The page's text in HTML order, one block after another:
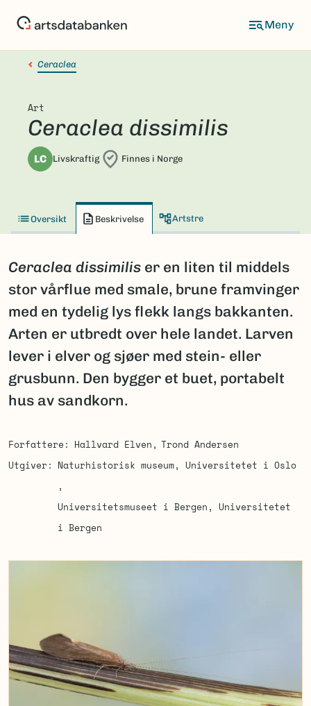
Ceraclea
Art
Ceraclea dissimilis
LC Livskraftig Finnes i Norge
Oversikt Beskrivelse Artstre
Ceraclea dissimilis er en liten til middels
stor vårflue med smale, brune framvinger
med en tydelig lys flekk langs bakkanten.
Arten er utbredt over hele landet. Larven
lever i elver og sjøer med stein- eller
grusbunn. Den bygger et buet, portabelt
hus av sandkorn.
Forfattere Hallvard Elven
Trond Andersen
Utgiver
Naturhistorisk museum, Universitetet i Oslo
Universitetsmuseet i Bergen, Universitetet
i Bergen